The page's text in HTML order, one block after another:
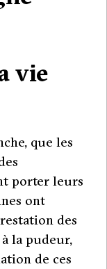
vie
que les
porter leurs
ont
des
la pudeur,
de ces